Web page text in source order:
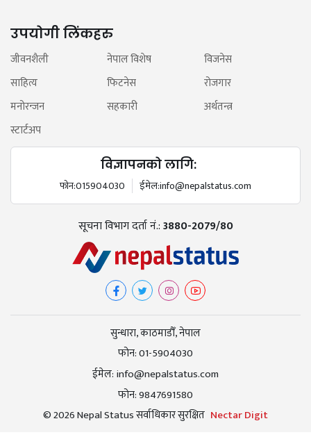
उपयोगी लिंकहरु
जीवनशैली नेपाल विशेष
विजनेस
साहित्य
फिटनेस
रोजगार
मनोरन्जन
सहकारी
अर्थतन्त्र
स्टार्टअप
विज्ञापनको लागि:
फोन:015904030 ईमेल:info@nepalstatus.com
सूचना विभाग दर्ता नं.:3880-2079/80
सुन्धारा, काठमाडौँ, नेपाल
फोन:01-5904030
ईमेल: info@nepalstatus.com
फोन:9847691580
© 2026 Nepal Status सर्वाधिकार सुरक्षित Nectar Digit